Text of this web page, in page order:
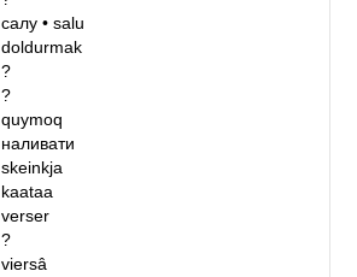
салу• salu
doldurmak
?
?
quymoq
наливати
skeinkja
kaataa
verser
?
viersâ